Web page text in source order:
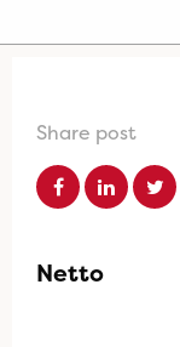
Share post
Netto